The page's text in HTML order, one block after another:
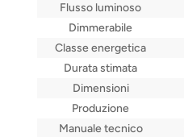
Flusso luminoso
Dimmerabile
Classe energetica
Durata stimata
Dimensioni
Produzione
Manuale tecnico